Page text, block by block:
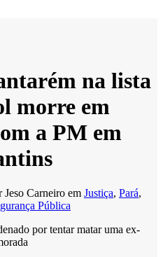
na lista
morre em
a PM em
Jeso Carneiro em Justiça, Pará,
Pública
por tentar matar uma ex-